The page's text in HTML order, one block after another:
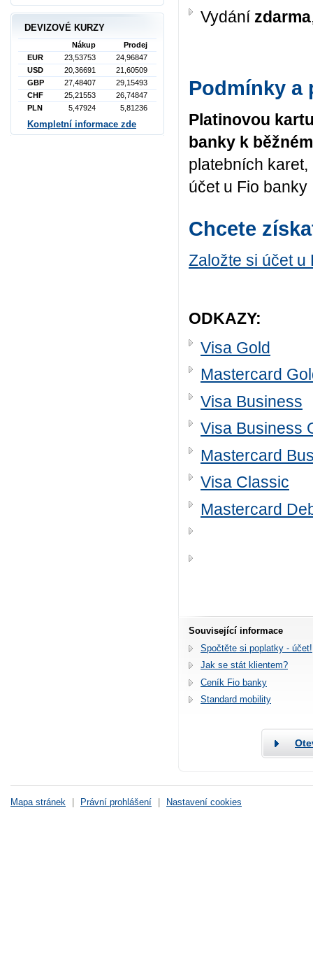
Vydánízdarma
Podmínky a
Platinovou
banky k
platebních
účet u Fio banky
Chcete
Založte si účet u
ODKAZY:
Visa Gold
Mastercard
Visa Business
Visa Business
Mastercard
Visa Classic
Mastercard
Související informace
Spočtěte si poplatky - účet!
Jak se stát klientem?
Ceník Fio banky
Standard mobility
DEVIZOVÉ KURZY
Nákup
Prodej
EUR
23,53753
24,96847
USD
20,36691
21,60509
GBP
27,48407
29,15493
CHF
25,21553
26,74847
PLN
5,47924 5,81236
Kompletní informace zde
Mapa stránek Právní prohlášení Nastavení cookies